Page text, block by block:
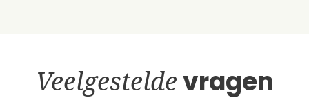
Veelgesteldevragen